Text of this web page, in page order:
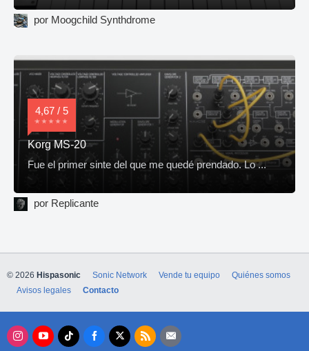
por Moogchild Synthdrome
4,67 / 5
Korg MS-20
Fue el primer sinte del que me quedé prendado. Lo ...
por Replicante
© 2026 Hispasonic Sonic Network Vende tu equipo
Quiénes somos
Avisos legales
Contacto